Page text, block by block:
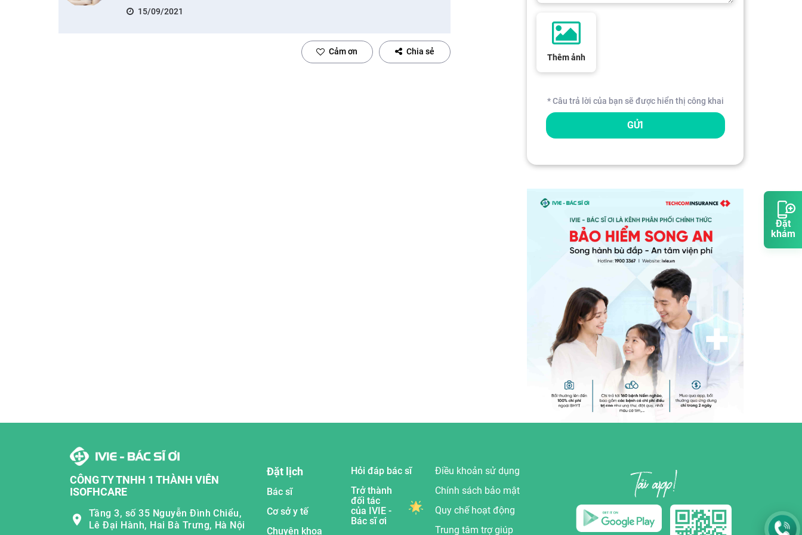
Đặt
khám
15/09/2021
Cảm ơn Chia sẻ
Thêm ảnh
* Câu trả lời của bạn sẽ được hiển thị công khai
GỬI
CÔNG TY TNHH 1 THÀNH VIÊN
ISOFHCARE
Tầng 3, số 35 Nguyễn Đình Chiểu,
Lê Đại Hành, Hai Bà Trưng, Hà Nội
Đặt lịch
Bác sĩ
Cơ sở y tế
Chuyên khoa
Hỏi đáp bác sĩ
Trở thành
đối tác
của IVIE -
Bác sĩ ơi
Điều khoản sử dụng
Chính sách bảo mật
Quy chế hoạt động
Trung tâm trợ giúp